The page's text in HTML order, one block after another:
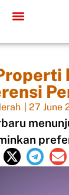
27 June